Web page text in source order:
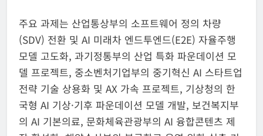
주요 과제는 산업통상부의 소프트웨어 정의 차량
(SDV) 전환 및 AI 미래차 엔드투엔드(E2E) 자율주행
모델 고도화, 과기정통부의 산업 특화 파운데이션 모
델 프로젝트, 중소벤처기업부의 중기혁신 AI 스타트업
전략 기술 상용화 및 AX 가속 프로젝트, 기상청의 한
국형 AI 기상·기후 파운데이션 모델 개발, 보건복지부
의 AI 기본의료, 문화체육관광부의 AI 융합콘텐츠 제